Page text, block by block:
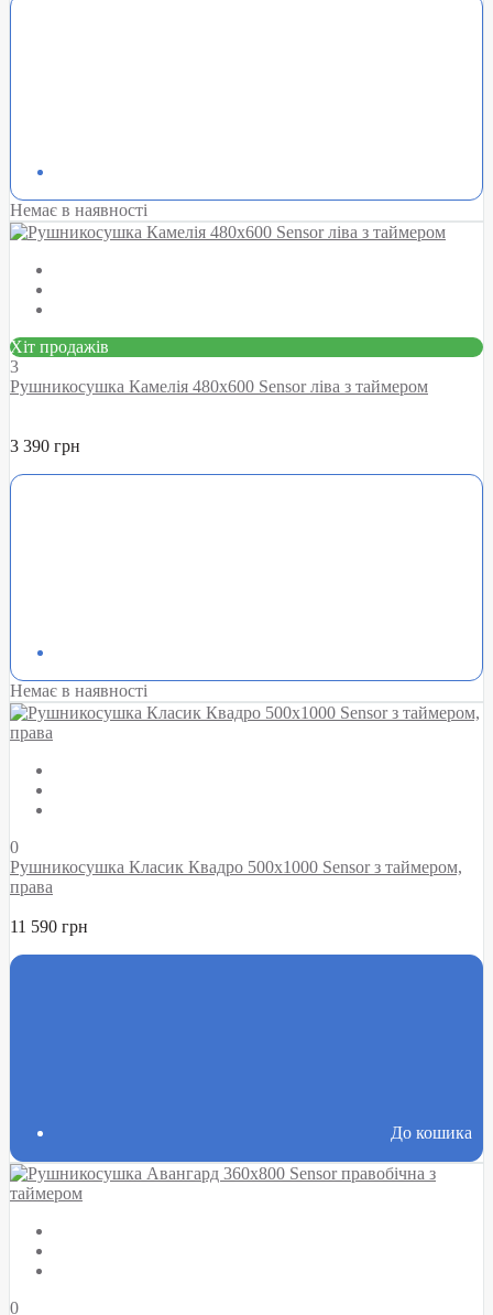
Немає в наявності
Хіт продажів
3
Рушникосушка Камелія 480х600 Sensor ліва з таймером
3 390 грн
Немає в наявності
0
Рушникосушка Класик Квадро 500х1000 Sensor з таймером,
права
11 590 грн
До кошика
0